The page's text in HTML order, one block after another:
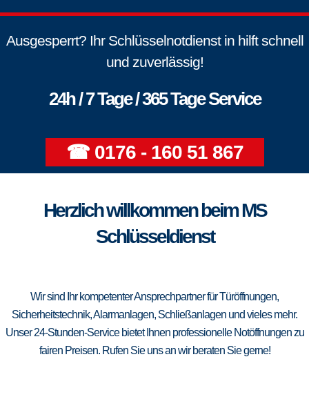
Ausgesperrt? Ihr Schlüsselnotdienst in hilft schnell
und zuverlässig!
24h / 7 Tage / 365 Tage Service
☎ 0176 - 160 51 867
Herzlich willkommen beim MS
Schlüsseldienst
Wir sind Ihr kompetenter Ansprechpartner für Türöffnungen,
Sicherheitstechnik, Alarmanlagen, Schließanlagen und vieles mehr.
Unser 24-Stunden-Service bietet Ihnen professionelle Notöffnungen zu
fairen Preisen. Rufen Sie uns an wir beraten Sie gerne!